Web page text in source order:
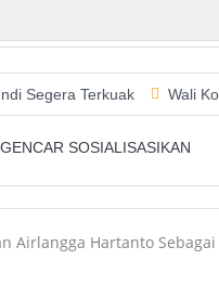
Wali Kota Vicky
SOSIALISASIKAN